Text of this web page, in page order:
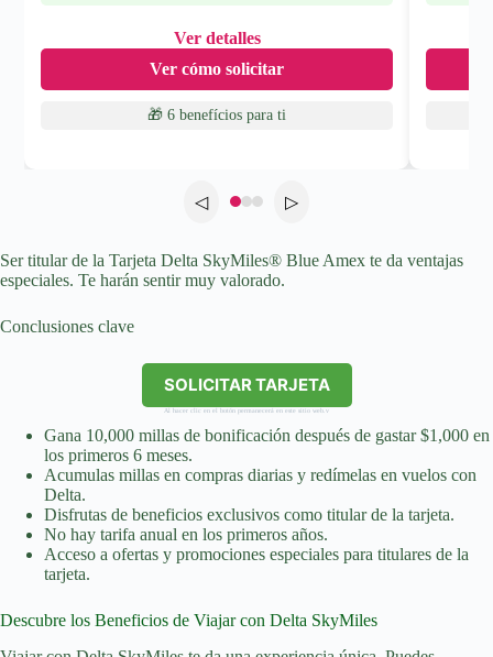
Ver detalles
Ver cómo solicitar
🎁 6 benefícios para ti
◁ ▷
Ser titular de la Tarjeta Delta SkyMiles® Blue Amex te da ventajas
especiales. Te harán sentir muy valorado.
Conclusiones clave
SOLICITAR TARJETA
Al hacer clic en el botón permanecerá en este sitio web.v
Gana 10,000 millas de bonificación después de gastar $1,000 en
los primeros 6 meses.
Acumulas millas en compras diarias y redímelas en vuelos con
Delta.
Disfrutas de beneficios exclusivos como titular de la tarjeta.
No hay tarifa anual en los primeros años.
Acceso a ofertas y promociones especiales para titulares de la
tarjeta.
Descubre los Beneficios de Viajar con Delta SkyMiles